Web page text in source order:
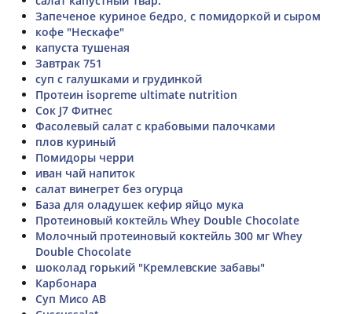
Запеченое куриное бедро, с помидоркой и сыром
кофе "Нескафе"
капуста тушеная
Завтрак 751
суп с галушками и грудинкой
Протеин isopreme ultimate nutrition
Сок J7 Фитнес
Фасолевый салат с крабовыми палочками
плов куриный
Помидоры черри
иван чай напиток
салат винегрет без огурца
База для оладушек кефир яйцо мука
Протеиновый коктейль Whey Double Chocolate
Молочный протеиновый коктейль 300 мг Whey
Double Chocolate
шоколад горький "Кремлевские забавы"
Карбонара
Суп Мисо АВ